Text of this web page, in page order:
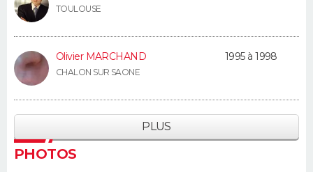
TOULOUSE
Olivier MARCHAND
CHALON SUR SAONE
1995 à 1998
PLUS
PHOTOS